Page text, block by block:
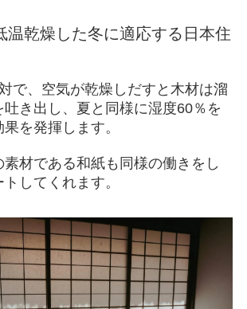
温乾燥した冬に適応する日本住
で、空気が乾燥しだすと木材は溜
き出し、夏と同様に湿度60％を
を発揮します。
素材である和紙も同様の働きをし
してくれます。